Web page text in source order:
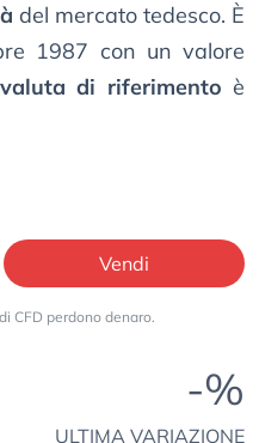
del mercato tedesco. È
1987 con un valore
valuta di riferimento è
Vendi
CFD perdono denaro.
-%
ULTIMA VARIAZIONE